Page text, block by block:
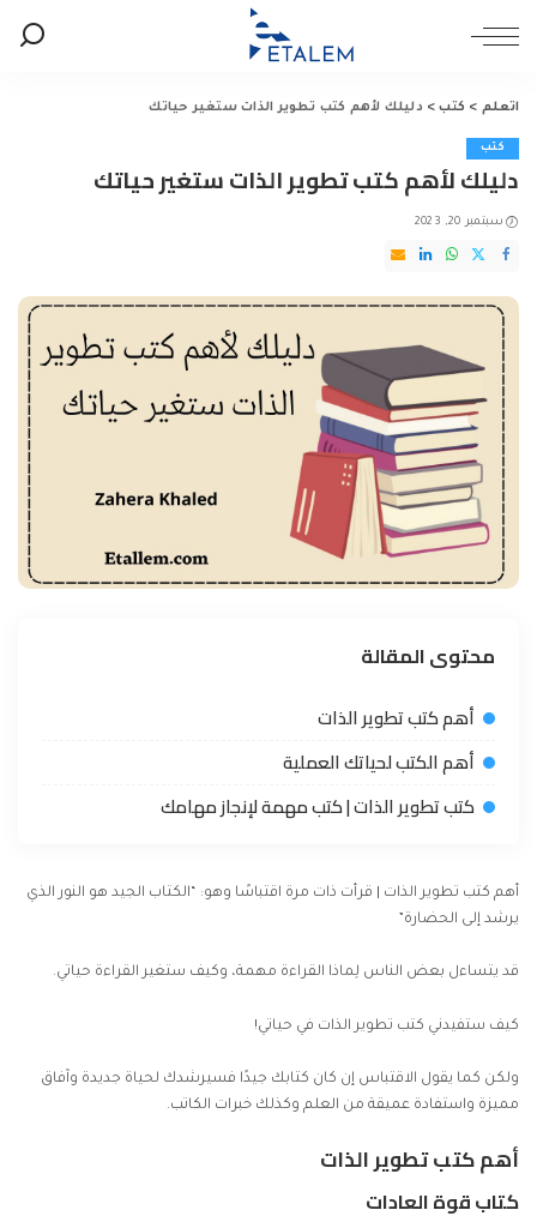
اتعلم > كتب> دليلك لأهم كتب تطوير الذات ستغير حياتك
كتب
دليلك لأهم كتب تطوير الذات ستغير حياتك
سبتمبر 20, 2023
محتوى المقالة
أهم كتب تطوير الذات
أهم الكتب لحياتك العملية
كتب تطوير الذات | كتب مهمة لإنجاز مهامك
أهم كتب تطوير الذات | قرأت ذات مرة اقتباسًا وهو: “الكتاب الجيد هو النور الذي
يرشد إلى الحضارة”
قد يتساءل بعض الناس لِماذا القراءة مهمة، وكيف ستغير القراءة حياتي.
كيف ستفيدني كتب تطوير الذات في حياتي!
ولكن كما يقول الاقتباس إن كان كتابك جيدًا فسيرشدك لحياة جديدة وآفاق
مميزة واستفادة عميقة من العلم وكذلك خبرات الكاتب.
أهم كتب تطوير الذات
كتاب قوة العادات